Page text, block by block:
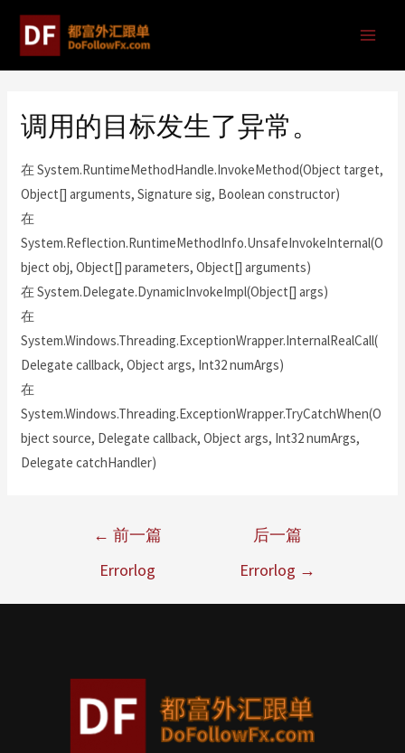
调用的目标发生了异常。
在 System.RuntimeMethodHandle.InvokeMethod(Object target,
Object[] arguments, Signature sig, Boolean constructor)
在
System.Reflection.RuntimeMethodInfo.UnsafeInvokeInternal(O
bject obj, Object[] parameters, Object[] arguments)
在 System.Delegate.DynamicInvokeImpl(Object[] args)
在
System.Windows.Threading.ExceptionWrapper.InternalRealCall(
Delegate callback, Object args, Int32 numArgs)
在
System.Windows.Threading.ExceptionWrapper.TryCatchWhen(O
bject source, Delegate callback, Object args, Int32 numArgs,
Delegate catchHandler)
← 前一篇
Errorlog
后一篇
Errorlog →